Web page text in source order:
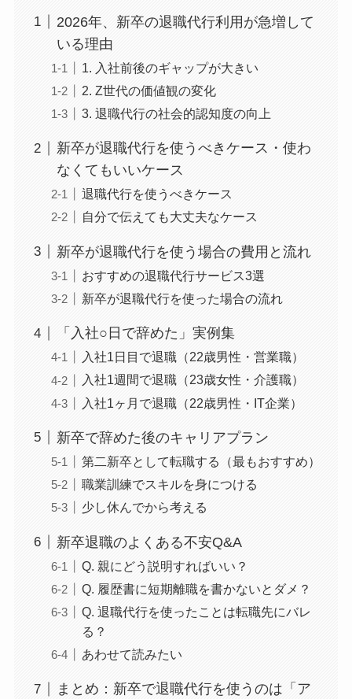
2026年、新卒の退職代行利用が急増して
いる理由
1. 入社前後のギャップが大きい
2. Z世代の価値観の変化
3. 退職代行の社会的認知度の向上
新卒が退職代行を使うべきケース・使わ
なくてもいいケース
退職代行を使うべきケース
自分で伝えても大丈夫なケース
新卒が退職代行を使う場合の費用と流れ
おすすめの退職代行サービス3選
新卒が退職代行を使った場合の流れ
「入社○日で辞めた」実例集
入社1日目で退職（22歳男性・営業職）
入社1週間で退職（23歳女性・介護職）
入社1ヶ月で退職（22歳男性・IT企業）
新卒で辞めた後のキャリアプラン
第二新卒として転職する（最もおすすめ）
職業訓練でスキルを身につける
少し休んでから考える
新卒退職のよくある不安Q&A
Q. 親にどう説明すればいい？
Q. 履歴書に短期離職を書かないとダメ？
Q. 退職代行を使ったことは転職先にバレ
る？
あわせて読みたい
まとめ：新卒で退職代行を使うのは「ア